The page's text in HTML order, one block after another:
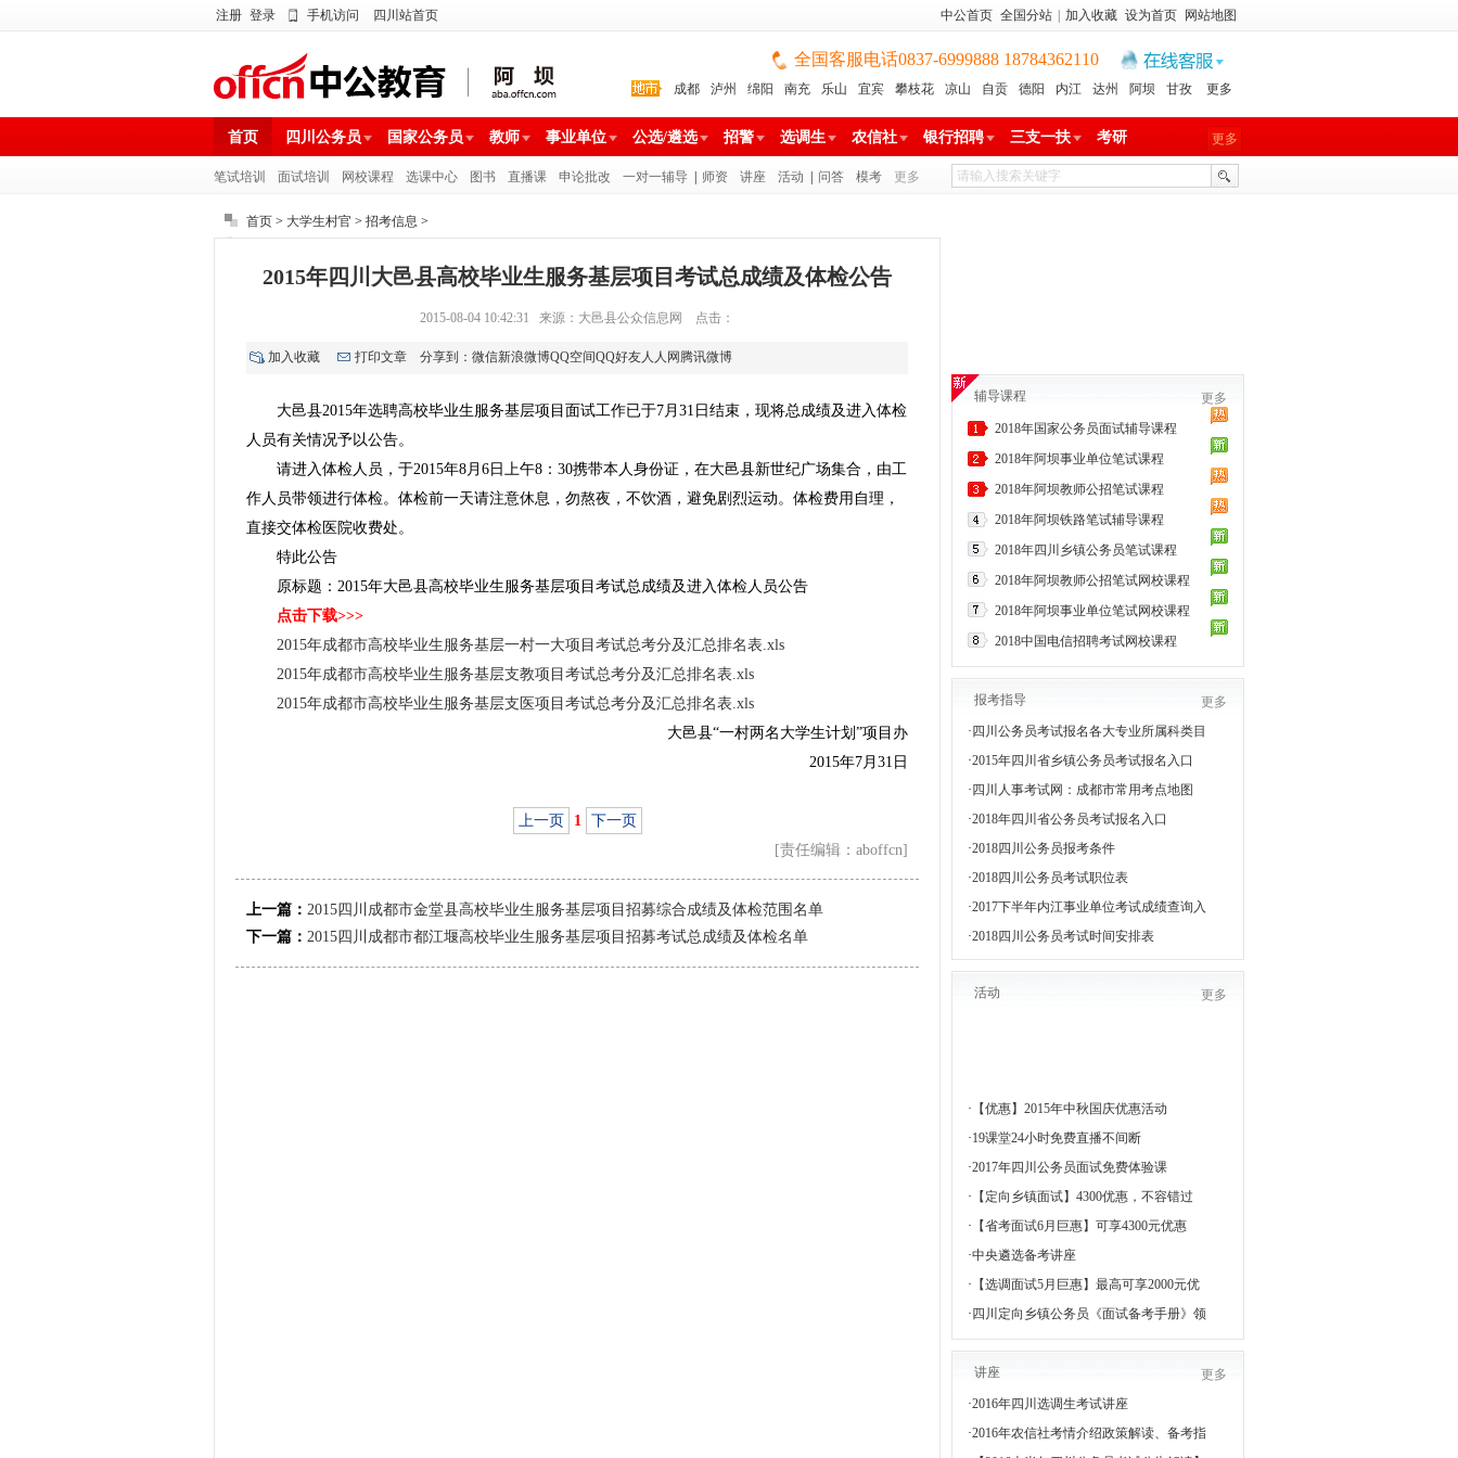
注册 登录 手机访问 四川站首页 中公首页 全国分站 加入收藏 设为首页 网站地图
全国客服电话0837-6999888 18784362110
成都 泸州 绵阳 南充 乐山 宜宾 攀枝花 凉山 自贡 德阳 内江 达州 阿坝 甘孜
更多
首页 四川公务员 国家公务员 教师 事业单位 公选/遴选 招警 选调生 农信社 银行招聘 三支一扶 更多
考研
笔试培训 面试培训 网校课程 选课中心 图书 直播课 申论批改 一对一辅导 师资 讲座 活动 问答 模考 更多
首页 > 大学生村官 > 招考信息 >
2015年四川大邑县高校毕业生服务基层项目考试总成绩及体检公告
2015-08-04 10:42:31 来源：大邑县公众信息网 点击：
加入收藏 打印文章 分享到： 微信新浪微博QQ空间QQ好友人人网 腾讯微博
大邑县2015年选聘高校毕业生服务基层项目面试工作已于7月31日结束，现将总成绩及进入体检
人员有关情况予以公告。
请进入体检人员，于2015年8月6日上午8：30携带本人身份证，在大邑县新世纪广场集合，由工
作人员带领进行体检。体检前一天请注意休息，勿熬夜，不饮酒，避免剧烈运动。体检费用自理，
直接交体检医院收费处。
特此公告
原标题：2015年大邑县高校毕业生服务基层项目考试总成绩及进入体检人员公告
点击下载>>>
2015年成都市高校毕业生服务基层一村一大项目考试总考分及汇总排名表.xls
2015年成都市高校毕业生服务基层支教项目考试总考分及汇总排名表.xls
2015年成都市高校毕业生服务基层支医项目考试总考分及汇总排名表.xls
大邑县“一村两名大学生计划”项目办
2015年7月31日
上一页 1
下一页
[责任编辑：aboffcn]
上一篇： 2015四川成都市金堂县高校毕业生服务基层项目招募综合成绩及体检范围名单
下一篇： 2015四川成都市都江堰高校毕业生服务基层项目招募考试总成绩及体检名单
辅导课程
更多
2018年国家公务员面试辅导课程
2018年阿坝事业单位笔试课程
2018年阿坝教师公招笔试课程
2018年阿坝铁路笔试辅导课程
2018年四川乡镇公务员笔试课程
2018年阿坝教师公招笔试网校课程
2018年阿坝事业单位笔试网校课程
2018中国电信招聘考试网校课程
报考指导
更多
· 四川公务员考试报名各大专业所属科类目
·2015年四川省乡镇公务员考试报名入口
· 四川人事考试网：成都市常用考点地图
·2018年四川省公务员考试报名入口
·2018四川公务员报考条件
·2018四川公务员考试职位表
·2017下半年内江事业单位考试成绩查询入
·2018四川公务员考试时间安排表
活动 更多
· 【优惠】2015年中秋国庆优惠活动
·19课堂24小时免费直播不间断
·2017年四川公务员面试免费体验课
· 【定向乡镇面试】4300优惠，不容错过
· 【省考面试6月巨惠】可享4300元优惠
·中央遴选备考讲座
· 【选调面试5月巨惠】最高可享2000元优
· 四川定向乡镇公务员《面试备考手册》领
讲座
更多
·2016年四川选调生考试讲座
·2016年农信社考情介绍政策解读、备考指